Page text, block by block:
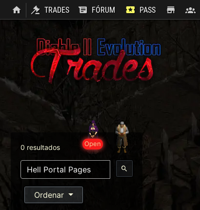
TRADES FÓRUM PASS SHOP
Open
0 resultados
Ordenar